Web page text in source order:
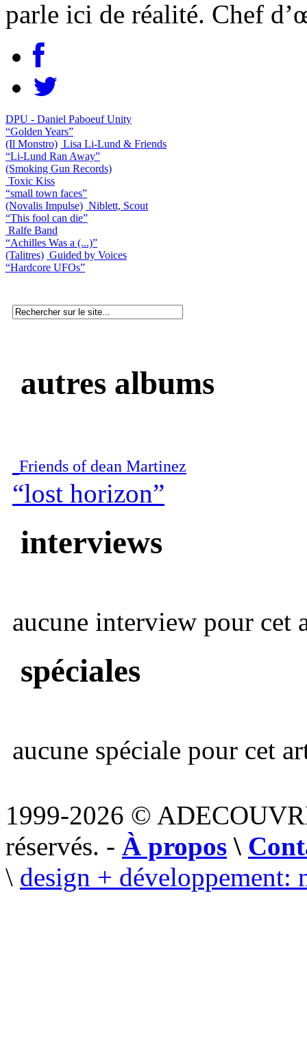
parle ici de réalité. Chef
DPU - Daniel Paboeuf Unity
“Golden Years”
(Il Monstro) Lisa Li-Lund & Friends
“Li-Lund Ran Away”
(Smoking Gun Records)
Toxic Kiss
“small town faces”
(Novalis Impulse) Niblett, Scout
“This fool can die”
Ralfe Band
“Achilles Was a (...)”
(Talitres) Guided by Voices
“Hardcore UFOs”
autres albums
Friends of dean Martinez
“lost horizon”
interviews
aucune interview pour cet
spéciales
aucune spéciale pour cet
1999-2026 ©
réservés. - À propos \
\ design + développement: